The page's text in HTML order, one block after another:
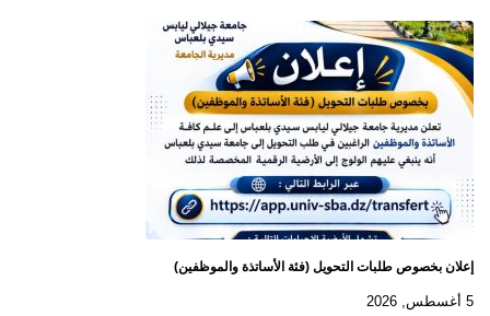
إعلان بخصوص طلبات التحويل (فئة الأساتذة والموظفين)
5 أغسطس, 2026